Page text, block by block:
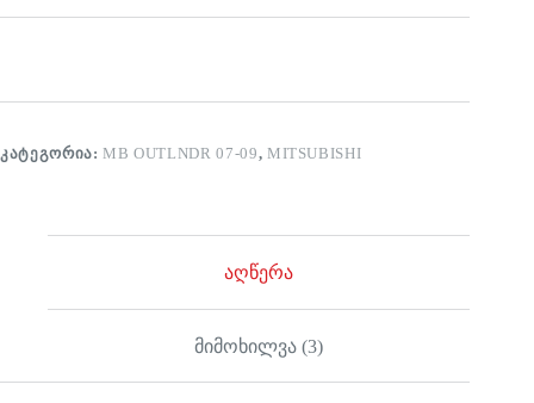
ᲙᲐᲢᲔᲒᲝᲠᲘᲐ:MB OUTLNDR 07-09, MITSUBISHI
აღწერა
მიმოხილვა (3)